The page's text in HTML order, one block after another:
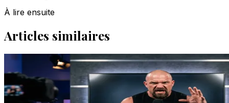
À lire ensuite
Articles similaires